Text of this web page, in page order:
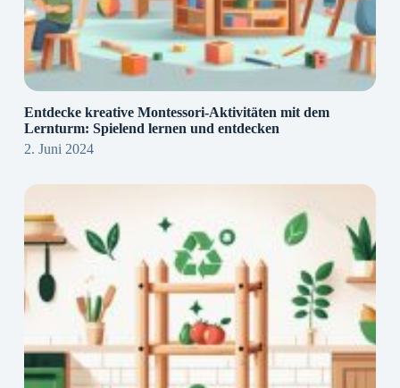
Entdecke kreative Montessori-Aktivitäten mit dem
Lernturm: Spielend lernen und entdecken
2. Juni 2024